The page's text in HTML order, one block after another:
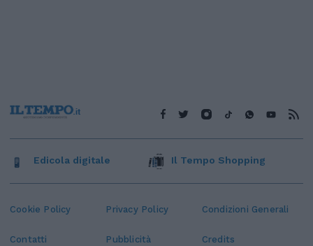
Cookie Policy Privacy Policy Condizioni Generali
Contatti Pubblicità Credits
Edicola digitale Il Tempo Shopping